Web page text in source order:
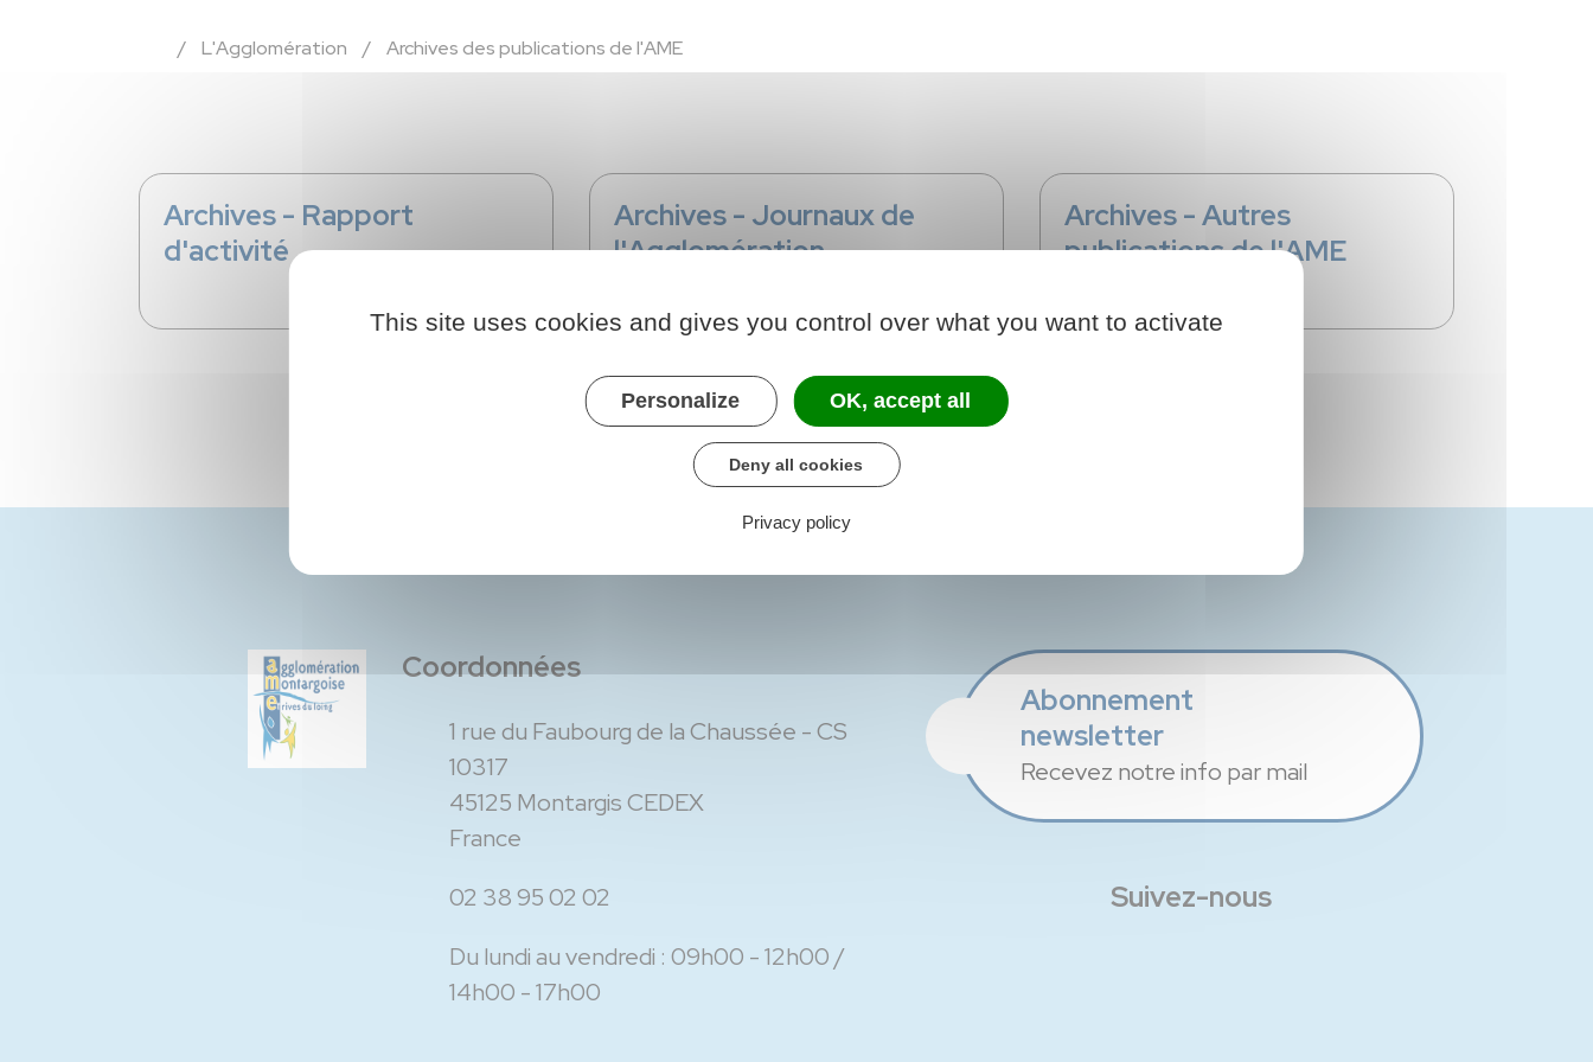
/ L'Agglomération / Archives des publications de l'AME
Archives - Rapport
d'activité
Archives - Journaux de
l'Agglomération
Archives - Autres
publications de l'AME
Coordonnées
1 rue du Faubourg de la Chaussée - CS
10317
45125 Montargis CEDEX
France
02 38 95 02 02
Du lundi au vendredi : 09h00 - 12h00
14h00 - 17h00
Abonnement
newsletter
Recevez notre info par mail
Suivez-nous
This site uses cookies and gives you control over what you want to activate
Personalize OK, accept all
Deny all cookies
Privacy policy